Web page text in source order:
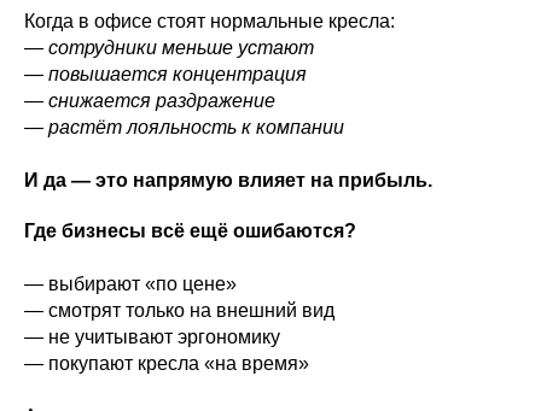
Когда в офисе стоят нормальные кресла:
— сотрудники меньше устают
— повышается концентрация
— снижается раздражение
— растёт лояльность к компании
И да — это напрямую влияет на прибыль.
Где бизнесы всё ещё ошибаются?
— выбирают «по цене»
— смотрят только на внешний вид
— не учитывают эргономику
— покупают кресла «на время»